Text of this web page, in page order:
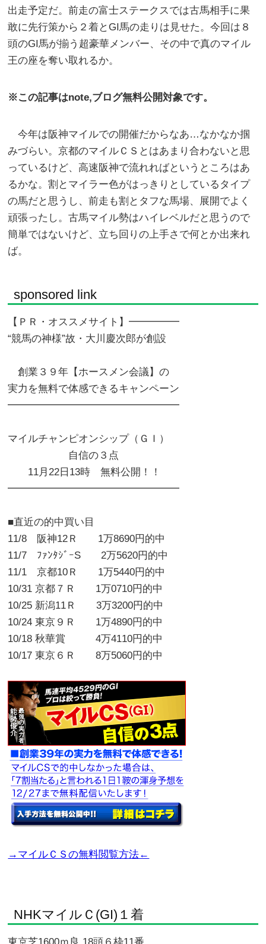
出走予定だ。前走の富士ステークスでは古馬相手に果
敢に先行策から２着とGI馬の走りは見せた。今回は８
頭のGI馬が揃う超豪華メンバー、その中で真のマイル
王の座を奪い取れるか。
※この記事はnote,ブログ無料公開対象です。
今年は阪神マイルでの開催だからなあ…なかなか掴
みづらい。京都のマイルＣＳとはあまり合わないと思
っているけど、高速阪神で流れればというところはあ
るかな。割とマイラー色がはっきりとしているタイプ
の馬だと思うし、前走も割とタフな馬場、展開でよく
頑張ったし。古馬マイル勢はハイレベルだと思うので
簡単ではないけど、立ち回りの上手さで何とか出来れ
ば。
sponsored link
【ＰＲ・オススメサイト】━━━━━
“競馬の神様”故・大川慶次郎が創設
創業３９年【ホースメン会議】の
実力を無料で体感できるキャンペーン
━━━━━━━━━━━━━━━━━
マイルチャンピオンシップ（ＧＩ）
自信の３点
11月22日13時 無料公開！！
━━━━━━━━━━━━━━━━━
■直近の的中買い目
11/8 阪神12Ｒ 1万8690円的中
11/7 ﾌｧﾝﾀｼﾞｰS 2万5620円的中
11/1 京都10Ｒ 1万5440円的中
10/31 京都７Ｒ 1万0710円的中
10/25 新潟11Ｒ 3万3200円的中
10/24 東京９Ｒ 1万4890円的中
10/18 秋華賞 4万4110円的中
10/17 東京６Ｒ 8万5060円的中
→マイルＣＳの無料閲覧方法←
NHKマイルＣ(GI)１着